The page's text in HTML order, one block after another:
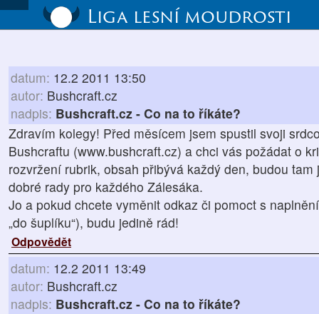
Liga lesní moudrosti
datum: 12.2 2011 13:50
autor: Bushcraft.cz
nadpis: Bushcraft.cz - Co na to říkáte?
Zdravím kolegy! Před měsícem jsem spustil svoji
Bushcraftu (www.bushcraft.cz) a chci vás požádat o
rozvržení rubrik, obsah přibývá každý den, budou
dobré rady pro každého Zálesáka.
Jo a pokud chcete vyměnit odkaz či pomoct s
„do šuplíku“), budu jedině rád!
Odpovědět
datum: 12.2 2011 13:49
autor: Bushcraft.cz
nadpis: Bushcraft.cz - Co na to říkáte?